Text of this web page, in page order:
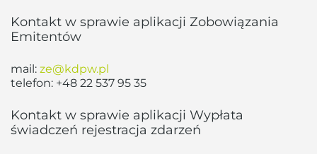
Kontakt w sprawie aplikacji Zobowiązania
Emitentów
mail: ze@kdpw.pl
telefon: +48 22 537 95 35
Kontakt w sprawie aplikacji Wypłata
świadczeń rejestracja zdarzeń